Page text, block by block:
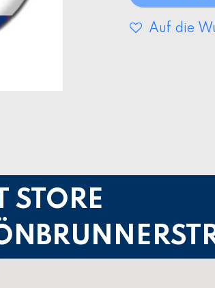
Auf die
STORE